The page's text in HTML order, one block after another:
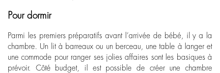
Pour dormir
Parmi les premiers préparatifs avant l’arrivée de bébé, il y a la
chambre. Un lit à barreaux ou un berceau, une table à langer et
une commode pour ranger ses jolies affaires sont les basiques à
prévoir. Côté budget, il est possible de créer une chambre